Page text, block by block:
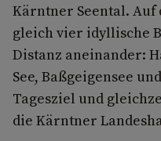
Kärntner Seental. Auf
gleich vier idyllische
Distanz aneinander:
See, Baßgeigensee
Tagesziel und
die Kärntner